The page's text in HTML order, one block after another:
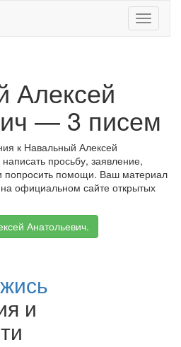
Toggle
Алексей
— 3 писем
к Навальный Алексей
просьбу, заявление,
попросить помощи. Ваш материал
официальном сайте открытых
Анатольевич.
и